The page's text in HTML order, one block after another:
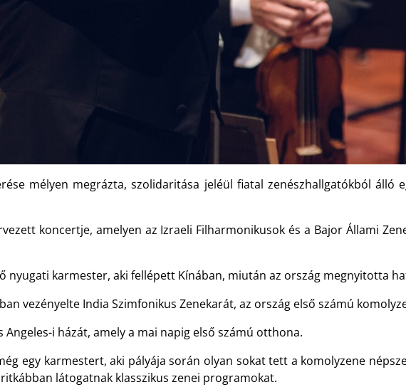
mélyen megrázta, szolidaritása jeléül fiatal zenészhallgatókból álló
koncertje, amelyen az Izraeli Filharmonikusok és a Bajor Állami
karmester, aki fellépett Kínában, miután az ország megnyitotta
vezényelte India Szimfonikus Zenekarát, az ország első számú
i házát, amely a mai napig első számú otthona.
egy karmestert, aki pályája során olyan sokat tett a komolyzene
látogatnak klasszikus zenei programokat.